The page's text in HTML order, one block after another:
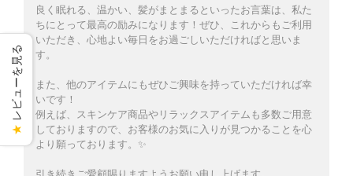
良く眠れる、温かい、髪がまとまるといったお言葉は、私た
ちにとって最高の励みになります！ぜひ、これからもご利用
いただき、心地よい毎日をお過ごしいただければと思いま
す。
また、他のアイテムにもぜひご興味を持っていただければ幸
いです！
例えば、スキンケア商品やリラックスアイテムも多数ご用意
しておりますので、お客様のお気に入りが見つかることを心
より願っております。✨
引き続きご愛顧賜りますようお願い申し上げます。
★
レビューを見る